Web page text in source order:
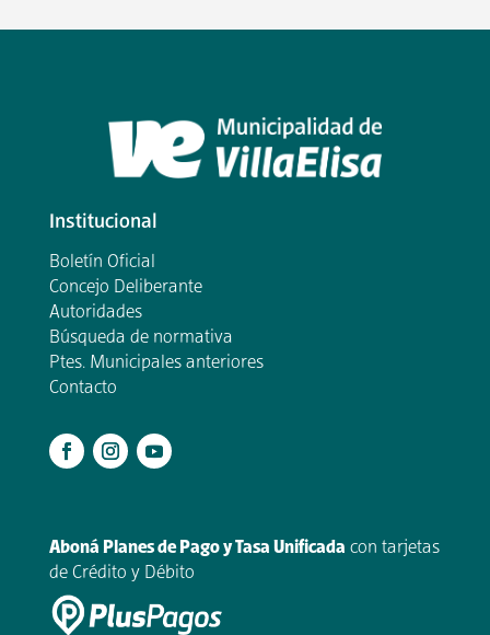
Institucional
Boletín Oficial
Concejo Deliberante
Autoridades
Búsqueda de normativa
Ptes. Municipales anteriores
Contacto
Aboná Planes de Pago y Tasa Unificada con tarjetas
de Crédito y Débito